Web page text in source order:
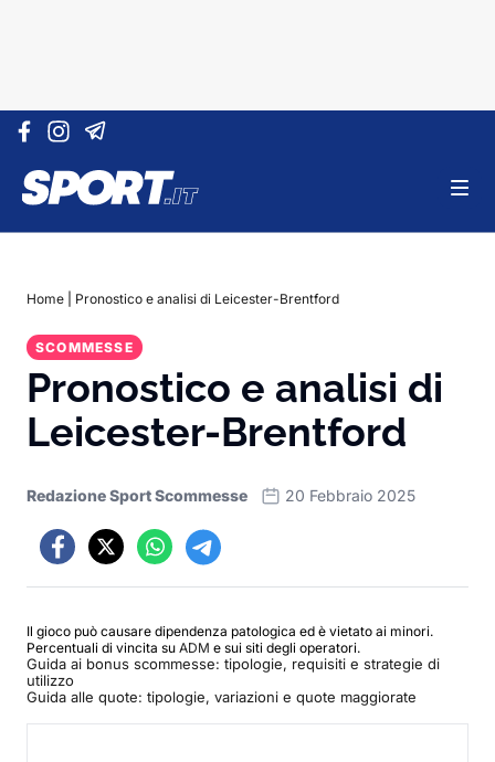
Vai al contenuto
Home Pronostico e analisi di Leicester-Brentford
SCOMMESSE
Pronostico e analisi di
Leicester-Brentford
Redazione Sport Scommesse 20 Febbraio 2025
Il gioco può causare dipendenza patologica ed è vietato ai minori.
Percentuali di vincita su ADM e sui siti degli operatori.
Guida ai bonus scommesse: tipologie, requisiti e strategie di
utilizzo
Guida alle quote: tipologie, variazioni e quote maggiorate